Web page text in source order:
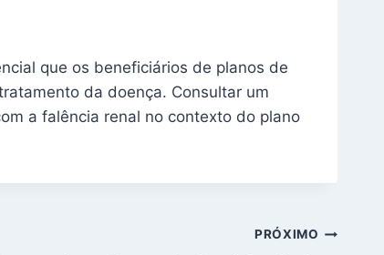
que os beneficiários de planos de
da doença. Consultar um
a falência renal no contexto do plano
PRÓXIMO